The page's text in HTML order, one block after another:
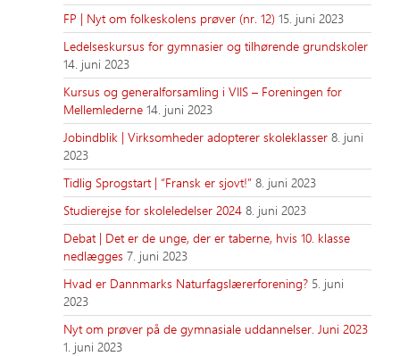
FP | Nyt om folkeskolens prøver (nr. 12) 15. juni 2023
Ledelseskursus for gymnasier og tilhørende grundskoler
14. juni 2023
Kursus og generalforsamling i VIIS – Foreningen for
Mellemlederne 14. juni 2023
Jobindblik | Virksomheder adopterer skoleklasser 8. juni
2023
Tidlig Sprogstart | “Fransk er sjovt!” 8. juni 2023
Studierejse for skoleledelser 2024 8. juni 2023
Debat | Det er de unge, der er taberne, hvis 10. klasse
nedlægges 7. juni 2023
Hvad er Dannmarks Naturfagslærerforening? 5. juni
2023
Nyt om prøver på de gymnasiale uddannelser. Juni 2023
1. juni 2023